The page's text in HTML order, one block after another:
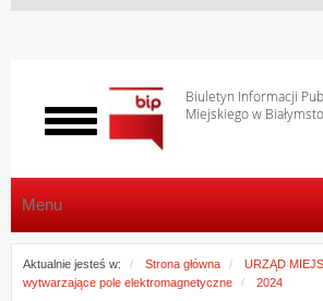
Biuletyn Informacji
Miejskiego w
Włącz
menu
Menu
Aktualnie jesteś w: Strona główna URZĄD
wytwarzające pole elektromagnetyczne
2024